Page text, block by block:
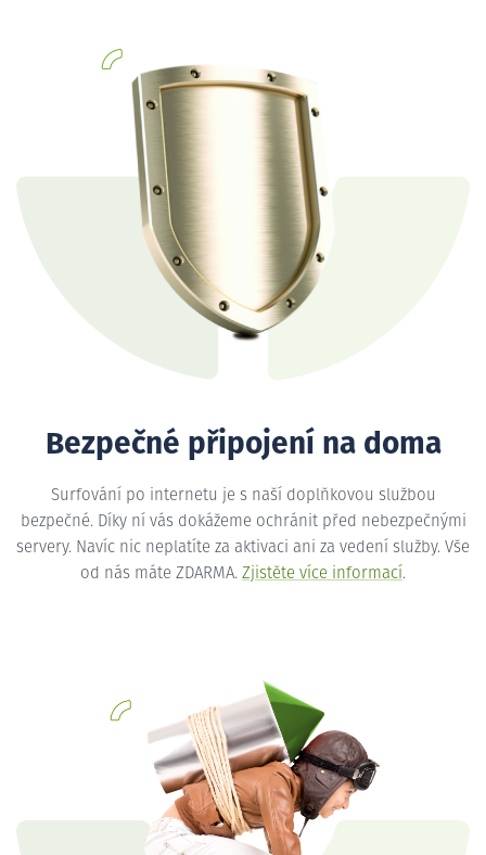
Bezpečné připojení na doma
Surfování po internetu je s naší doplňkovou službou
bezpečné. Díky ní vás dokážeme ochránit před nebezpečnými
servery. Navíc nic neplatíte za aktivaci ani za vedení služby. Vše
od nás máte ZDARMA. Zjistěte více informací.